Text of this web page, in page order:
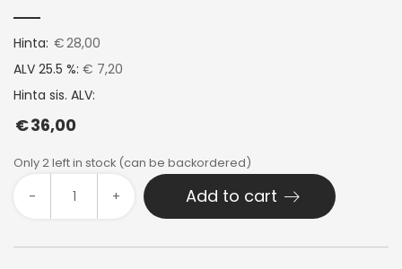
Hinta: €28,00
ALV 25.5 %: € 7,20
Hinta sis. ALV:
€36,00
Only 2 left in stock (can be backordered)
- + Add to cart